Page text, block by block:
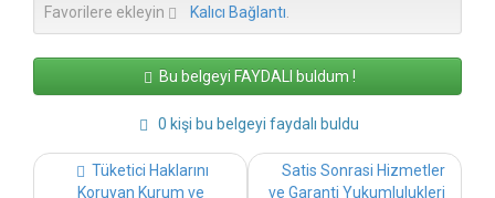
Favorilere ekleyin
Kalıcı Bağlantı
Bu belgeyi FAYDALI buldum !
0 kişi bu belgeyi faydalı buldu
Post
navigation
Tüketici Haklarını
Koruyan Kurum ve
Satis Sonrasi Hizmetler
ve Garanti Yukumlulukleri